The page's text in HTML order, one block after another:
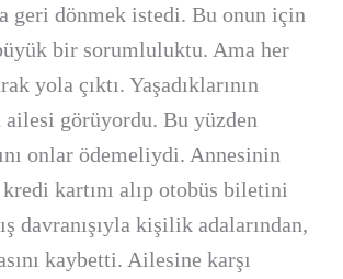
geri dönmek istedi. Bu onun için
bir sorumluluktu. Ama her
yola çıktı. Yaşadıklarının
ailesi görüyordu. Bu yüzden
onlar ödemeliydi. Annesinin
kredi kartını alıp otobüs biletini
davranışıyla kişilik adalarından,
kaybetti. Ailesine karşı